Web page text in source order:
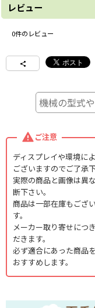
レビュー
0件のレビュー
ご注意
ディスプレイや環境に
ございますのでご了承下
実際の商品と画像は異
断下さい。
商品は一部在庫もござ
す。
メーカー取り寄せにつ
だきます。
必ず適合にあった商品
おすすめします。